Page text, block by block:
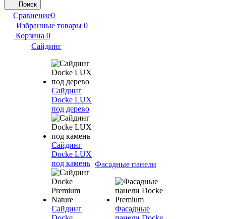
Поиск
Сравнение0
Избранные товары 0
Корзина 0
Сайдинг
Сайдинг
Docke LUX
под дерево
Сайдинг
Docke LUX
под камень
Сайдинг
Фасадные панели
Фасадные